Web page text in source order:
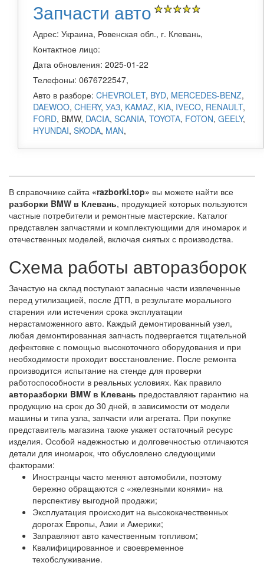
Запчасти авто
Адрес: Украина, Ровенская обл., г. Клевань,
Контактное лицо:
Дата обновления: 2025-01-22
Телефоны: 0676722547,
Авто в разборе: CHEVROLET, BYD, MERCEDES-BENZ,
DAEWOO, CHERY, УАЗ, KAMAZ, KIA, IVECO, RENAULT,
FORD, BMW, DACIA, SCANIA, TOYOTA, FOTON, GEELY,
HYUNDAI, SKODA, MAN,
В справочнике сайта «razborki.top» вы можете найти все
разборки BMW в Клевань, продукцией которых пользуются
частные потребители и ремонтные мастерские. Каталог
представлен запчастями и комплектующими для иномарок и
отечественных моделей, включая снятых с производства.
Схема работы авторазборок
Зачастую на склад поступают запасные части извлеченные
перед утилизацией, после ДТП, в результате морального
старения или истечения срока эксплуатации
нерастаможенного авто. Каждый демонтированный узел,
любая демонтированная запчасть подвергается тщательной
дефектовке с помощью высокоточного оборудования и при
необходимости проходит восстановление. После ремонта
производится испытание на стенде для проверки
работоспособности в реальных условиях. Как правило
авторазборки BMW в Клевань предоставляют гарантию на
продукцию на срок до 30 дней, в зависимости от модели
машины и типа узла, запчасти или агрегата. При покупке
представитель магазина также укажет остаточный ресурс
изделия. Особой надежностью и долговечностью отличаются
детали для иномарок, что обусловлено следующими
факторами:
Иностранцы часто меняют автомобили, поэтому
бережно обращаются с «железными конями» на
перспективу выгодной продажи;
Эксплуатация происходит на высококачественных
дорогах Европы, Азии и Америки;
Заправляют авто качественным топливом;
Квалифицированное и своевременное
техобслуживание.